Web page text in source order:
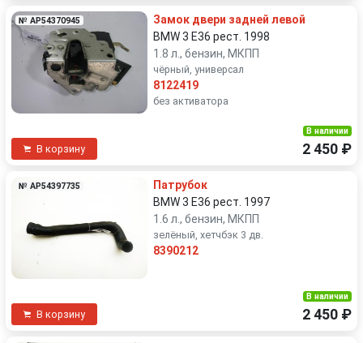
№ AP54370945
Замок двери задней левой
BMW 3 E36 рест. 1998
1.8 л., бензин, МКПП
чёрный, универсал
8122419
без активатора
В корзину
В наличии
2 450 ₽
№ AP54397735
Патрубок
BMW 3 E36 рест. 1997
1.6 л., бензин, МКПП
зелёный, хетчбэк 3 дв.
8390212
В корзину
В наличии
2 450 ₽